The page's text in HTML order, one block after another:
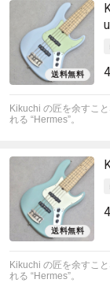
Kikuchi の匠を余すこ
れる “Hermes”。
Kikuchi の匠を余すこ
れる “Hermes”。